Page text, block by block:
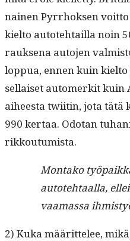
nainen Pyrrhok­sen
kiel­to autote­htail­la noin
rauk­se­na auto­jen
lop­pua, ennen kuin
sel­l­aiset automerk­it
aiheesta twi­itin, jota tätä
990 ker­taa. Odotan
rikkoutumista.
Mon­tako
autote­htaal­la,
vaa­mas­sa
2) Kuka määrit­telee,